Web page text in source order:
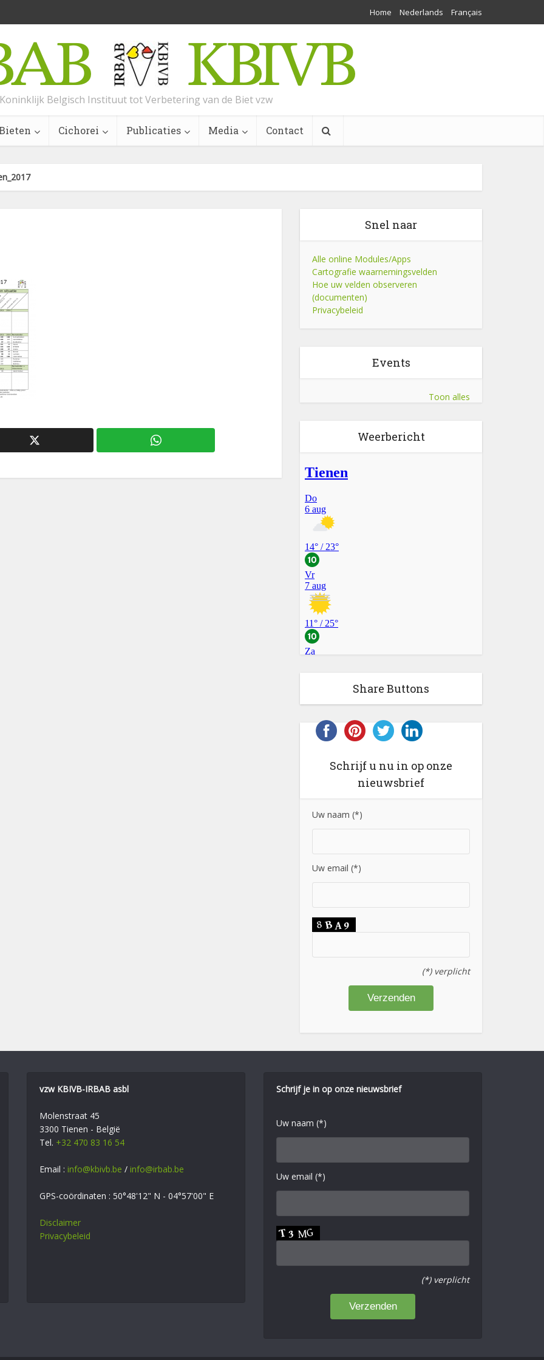
Home Nederlands Français
Koninklijk Belgisch Instituut tot Verbetering van de Biet vzw
Cichorei Publicaties Media Contact
Snel naar
Alle online Modules/Apps
Cartografie waarnemingsvelden
Hoe uw velden observeren
(documenten)
Privacybeleid
Events
Toon alles
Weerbericht
Share Buttons
Schrijf u nu in op onze
nieuwsbrief
Uw naam (*)
Uw email (*)
(*) verplicht
vzw KBIVB-IRBAB asbl
Molenstraat 45
3300 Tienen - België
Tel. +32 470 83 16 54
Email : info@kbivb.be / info@irbab.be
GPS-coördinaten : 50°48'12" N - 04°57'00" E
Disclaimer
Privacybeleid
Schrijf je in op onze nieuwsbrief
Uw naam (*)
Uw email (*)
(*) verplicht